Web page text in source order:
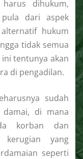
dihukum,
dari aspek
hukum
tidak semua
tentunya akan
di pengadilan.
sudah
damai, di mana
korban dan
kerugian yang
seperti